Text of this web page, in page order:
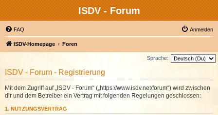
ISDV - Forum
FAQ Anmelden
ISDV-Homepage Foren
Sprache:
ISDV - Forum - Registrierung
Mit dem Zugriff auf „ISDV - Forum“ („https://www.isdv.net/forum“) wird zwischen
dir und dem Betreiber ein Vertrag mit folgenden Regelungen geschlossen:
1. NUTZUNGSVERTRAG